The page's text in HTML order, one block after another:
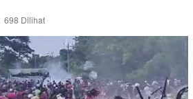
698 Dilihat